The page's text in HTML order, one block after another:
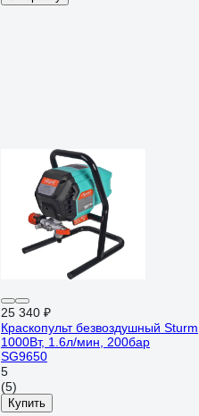
25 340 ₽
Краскопульт безвоздушный Sturm
1000Вт, 1.6л/мин, 200бар
SG9650
5
(5)
Купить